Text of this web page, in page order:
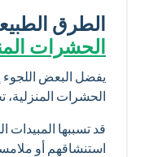
الطرق
الحشرات
يفضل البعض اللجوء
الحشرات المنزلية،
قد تسببها
استنشاقهم أو